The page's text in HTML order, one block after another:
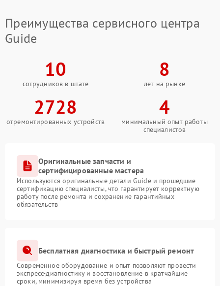
Преимущества сервисного центра
Guide
10
сотрудников в штате
8
лет на рынке
2728
отремонтированных устройств
4
минимальный опыт работы
специалистов
Оригинальные запчасти и
сертифицированные мастера
Используются оригинальные детали Guide и прошедшие
сертификацию специалисты, что гарантирует корректную
работу после ремонта и сохранение гарантийных
обязательств
Бесплатная диагностика и быстрый ремонт
Современное оборудование и опыт позволяют провести
экспресс-диагностику и восстановление в кратчайшие
сроки, минимизируя время без устройства